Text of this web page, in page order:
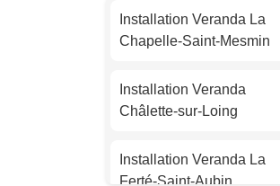
Installation Veranda
Nantes
Installation Veranda
Strasbourg
Installation Veranda
Montpellier
Installation Veranda La
Chapelle-Saint-Mesmin
Installation Veranda
Châlette-sur-Loing
Installation Veranda La
Ferté-Saint-Aubin